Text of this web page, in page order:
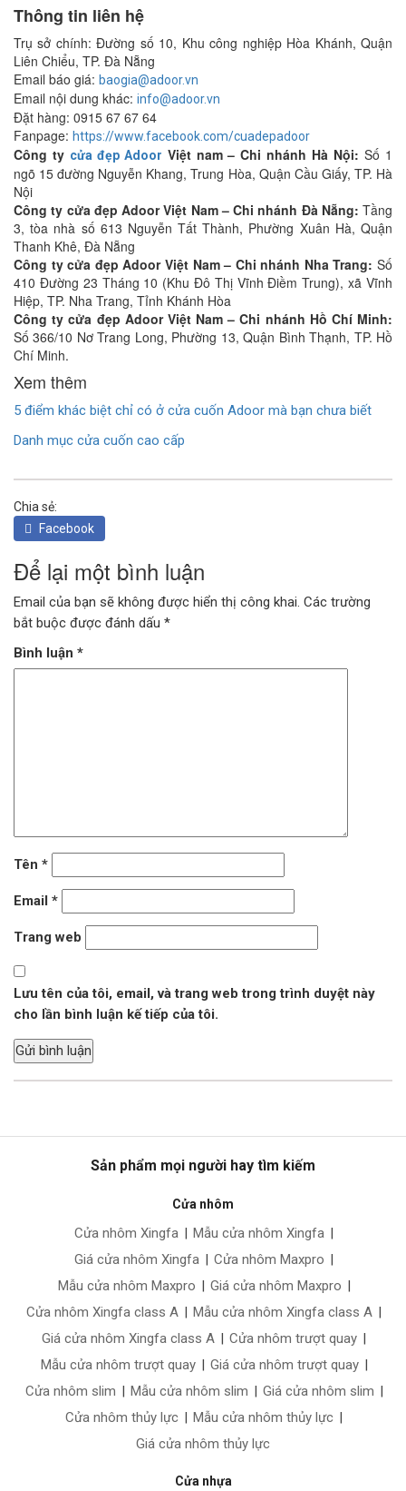
Thông tin liên hệ
Trụ sở chính: Đường số 10, Khu công nghiệp Hòa Khánh, Quận
Liên Chiểu, TP. Đà Nẵng
Email báo giá: baogia@adoor.vn
Email nội dung khác: info@adoor.vn
Đặt hàng: 0915 67 67 64
Fanpage: https://www.facebook.com/cuadepadoor
Công ty cửa đẹp Adoor Việt nam – Chi nhánh Hà Nội: Số 1
ngõ 15 đường Nguyễn Khang, Trung Hòa, Quận Cầu Giấy, TP. Hà
Nội
Công ty cửa đẹp Adoor Việt Nam – Chi nhánh Đà Nẵng: Tầng
3, tòa nhà số 613 Nguyễn Tất Thành, Phường Xuân Hà, Quận
Thanh Khê, Đà Nẵng
Công ty cửa đẹp Adoor Việt Nam – Chi nhánh Nha Trang: Số
410 Đường 23 Tháng 10 (Khu Đô Thị Vĩnh Điềm Trung), xã Vĩnh
Hiệp, TP. Nha Trang, Tỉnh Khánh Hòa
Công ty cửa đẹp Adoor Việt Nam – Chi nhánh Hồ Chí Minh:
Số 366/10 Nơ Trang Long, Phường 13, Quận Bình Thạnh, TP. Hồ
Chí Minh.
Xem thêm
5 điểm khác biệt chỉ có ở cửa cuốn Adoor mà bạn chưa biết
Danh mục cửa cuốn cao cấp
Chia sẻ:
Facebook
Để lại một bình luận
Email của bạn sẽ không được hiển thị công khai. Các trường
bắt buộc được đánh dấu *
Bình luận *
Tên *
Email *
Trang web
Lưu tên của tôi, email, và trang web trong trình duyệt này
cho lần bình luận kế tiếp của tôi.
Sản phẩm mọi người hay tìm kiếm
Cửa nhôm
Cửa nhôm Xingfa | Mẫu cửa nhôm Xingfa |
Giá cửa nhôm Xingfa | Cửa nhôm Maxpro |
Mẫu cửa nhôm Maxpro | Giá cửa nhôm Maxpro |
Cửa nhôm Xingfa class A | Mẫu cửa nhôm Xingfa class A |
Giá cửa nhôm Xingfa class A | Cửa nhôm trượt quay |
Mẫu cửa nhôm trượt quay | Giá cửa nhôm trượt quay |
Cửa nhôm slim | Mẫu cửa nhôm slim | Giá cửa nhôm slim |
Cửa nhôm thủy lực | Mẫu cửa nhôm thủy lực |
Giá cửa nhôm thủy lực
Cửa nhựa